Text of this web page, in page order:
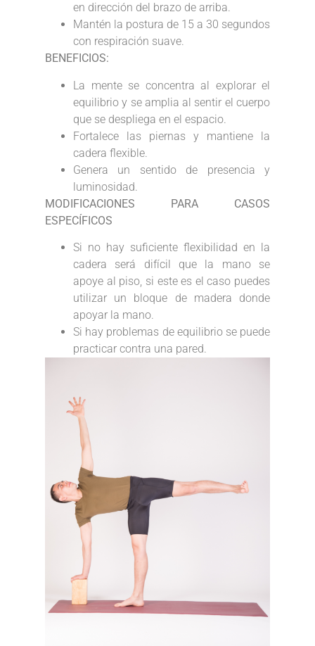
en dirección del brazo de arriba.
Mantén la postura de 15 a 30 segundos
con respiración suave.
BENEFICIOS:
La mente se concentra al explorar el
equilibrio y se amplia al sentir el cuerpo
que se despliega en el espacio.
Fortalece las piernas y mantiene la
cadera flexible.
Genera un sentido de presencia y
luminosidad.
MODIFICACIONES PARA CASOS
ESPECÍFICOS
Si no hay suficiente flexibilidad en la
cadera será difícil que la mano se
apoye al piso, si este es el caso puedes
utilizar un bloque de madera donde
apoyar la mano.
Si hay problemas de equilibrio se puede
practicar contra una pared.